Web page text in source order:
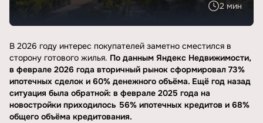
2 мин
В 2026 году интерес покупателей заметно сместился в
сторону готового жилья. По данным Яндекс Недвижимости,
в феврале 2026 года вторичный рынок сформировал 73%
ипотечных сделок и 60% денежного объёма. Ещё год назад
ситуация была обратной: в феврале 2025 года на
новостройки приходилось 56% ипотечных кредитов и 68%
общего объёма кредитования.